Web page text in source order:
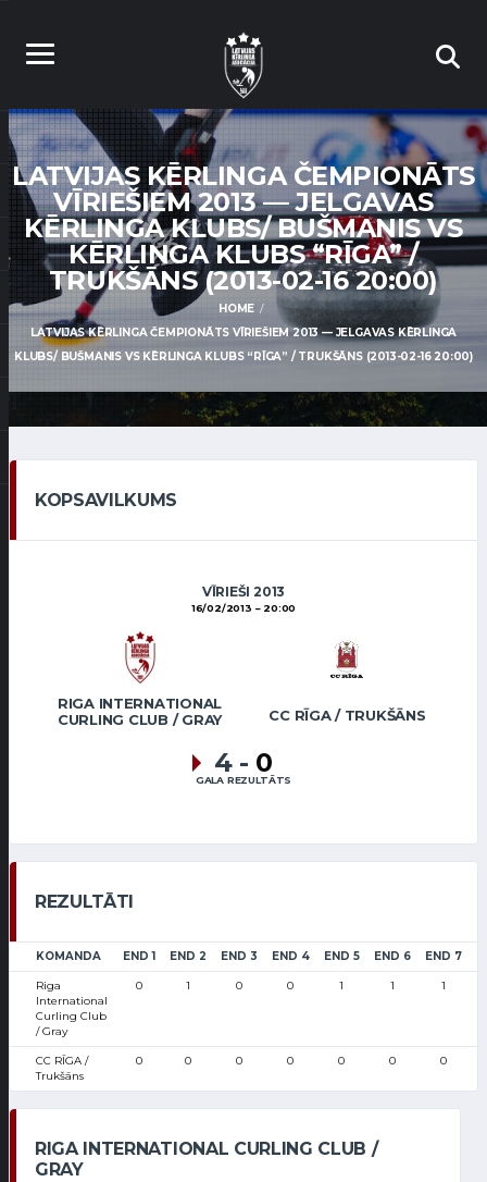
LATVIJAS KĒRLINGA ČEMPIONĀTS
VĪRIEŠIEM 2013 — JELGAVAS
KĒRLINGA KLUBS/ BUŠMANIS VS
KĒRLINGA KLUBS “RĪGA” /
TRUKŠĀNS (2013-02-16 20:00)
HOME
LATVIJAS KĒRLINGA ČEMPIONĀTS VĪRIEŠIEM 2013 — JELGAVAS KĒRLINGA
KLUBS/ BUŠMANIS VS KĒRLINGA KLUBS “RĪGA” / TRUKŠĀNS (2013-02-16 20:00)
KOPSAVILKUMS
VĪRIEŠI 2013
16/02/2013 20:00
RIGA INTERNATIONAL
CURLING CLUB / GRAY
CC RĪGA / TRUKŠĀNS
4 - 0
GALA REZULTĀTS
REZULTĀTI
KOMANDA END 1 END 2 END 3 END 4 END 5 END 6 END 7
Riga
International
Curling Club
/ Gray
0 1 0 0 1 1 1
CC RĪGA /
Trukšāns
0 0 0 0 0 0 0
RIGA INTERNATIONAL CURLING CLUB /
GRAY